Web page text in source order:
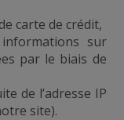
carte de crédit,
sur
par le biais de
de l’adresse IP
site).